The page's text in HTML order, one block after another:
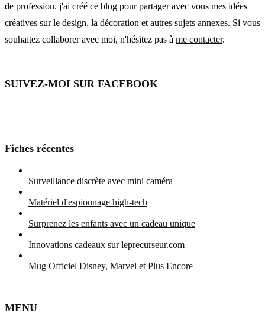
de profession. j'ai créé ce blog pour partager avec vous mes idées
créatives sur le design, la décoration et autres sujets annexes. Si vous
souhaitez collaborer avec moi, n'hésitez pas à me contacter.
SUIVEZ-MOI SUR FACEBOOK
Fiches récentes
Surveillance discrète avec mini caméra
Matériel d'espionnage high-tech
Surprenez les enfants avec un cadeau unique
Innovations cadeaux sur leprecurseur.com
Mug Officiel Disney, Marvel et Plus Encore
MENU